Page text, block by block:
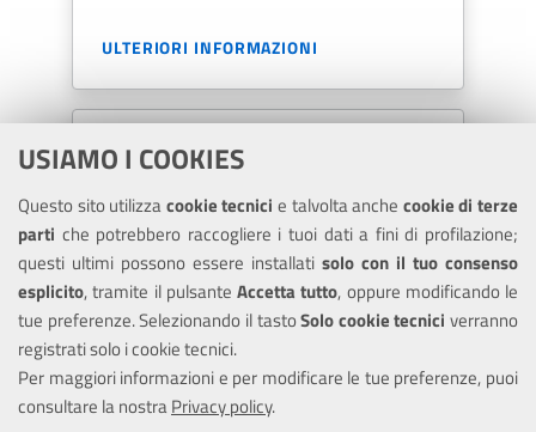
USIAMO I COOKIES
Questo sito utilizzacookie tecnicie talvolta anche cookie di terze
parti che potrebbero raccogliere i tuoi dati a fini di profilazione;
questi ultimi possono essere installati solo con il tuo consenso
esplicito, tramite il pulsante Accetta tutto, oppure modificando le
tue preferenze. Selezionando il tastoSolo cookie tecnici verranno
registrati solo i cookie tecnici.
Per maggiori informazioni e per modificare le tue preferenze, puoi
consultare la nostraPrivacy policy.
ULTERIORI INFORMAZIONI
Occupazione di
suolo pubblico per
l'apertura di cantieri
e per svolgere
attività di scarico
merci e traslochi:
modifica della
concessione
ULTERIORI INFORMAZIONI